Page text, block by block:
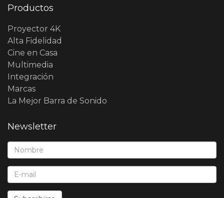
Productos
Proyector 4K
Alta Fidelidad
Cine en Casa
Multimedia
Integración
Marcas
La Mejor Barra de Sonido
Newsletter
Nombre*:
E-Mail*: